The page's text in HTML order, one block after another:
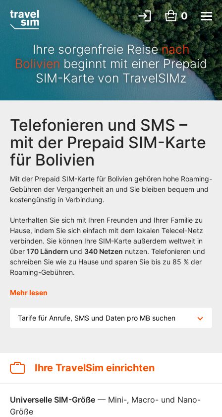
0
Ihre sorgenfreie Reisenach
Bolivien beginnt mit einer Prepaid
SIM-Karte von TravelSIMz
Telefonieren und SMS –
mit der Prepaid SIM-Karte
für Bolivien
Mit der Prepaid SIM-Karte für Bolivien gehören hohe Roaming-
Gebühren der Vergangenheit an und Sie bleiben bequem und
kostengünstig in Verbindung.
Unterhalten Sie sich mit Ihren Freunden und Ihrer Familie zu
Hause, indem Sie sich einfach mit dem lokalen Telecel-Netz
verbinden. Sie können Ihre SIM-Karte außerdem weltweit in
über 170 Ländern und 340 Netzen nutzen. Telefonieren und
schreiben Sie wie zu Hause und sparen Sie bis zu 85 % der
Roaming-Gebühren.
Mehr lesen
Tarife für Anrufe, SMS und Daten pro MB suchen
Ihre TravelSim einrichten
Universelle SIM-Größe — Mini-, Macro- und Nano-
Größe